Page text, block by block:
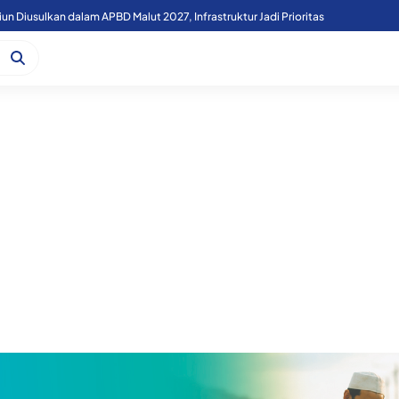
Diusulkan dalam APBD Malut 2027, Infrastruktur Jadi Prioritas